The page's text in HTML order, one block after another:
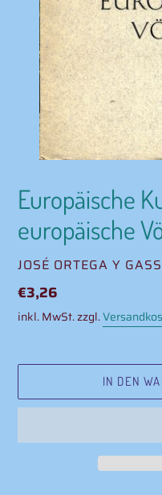
Europäische
europäische
VERKÄUFER
JOSÉ ORTEGA Y
Normaler
Preis
€3,26
inkl. MwSt. zzgl.
IN DEN